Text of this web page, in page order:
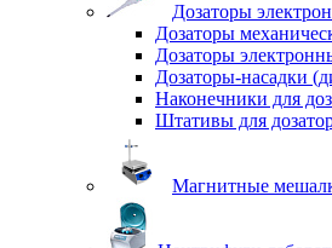
Дозаторы
Дозаторы
Дозаторы
Дозаторы-насадки
Наконечники для
Штативы для
Магнитные